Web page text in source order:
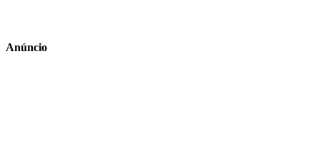
Anúncio